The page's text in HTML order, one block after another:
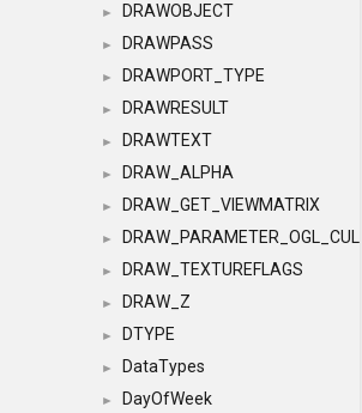
► DRAWOBJECT
► DRAWPASS
► DRAWPORT_TYPE
► DRAWRESULT
► DRAWTEXT
► DRAW_ALPHA
► DRAW_GET_VIEWMATRIX
►
► DRAW_TEXTUREFLAGS
► DRAW_Z
► DTYPE
► DataTypes
► DayOfWeek